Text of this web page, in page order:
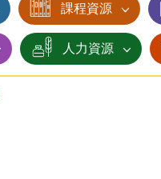
課程資源
人力資源